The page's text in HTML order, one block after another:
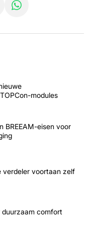
modules
BREEAM-eisen voor
verdeler voortaan zelf
duurzaam comfort